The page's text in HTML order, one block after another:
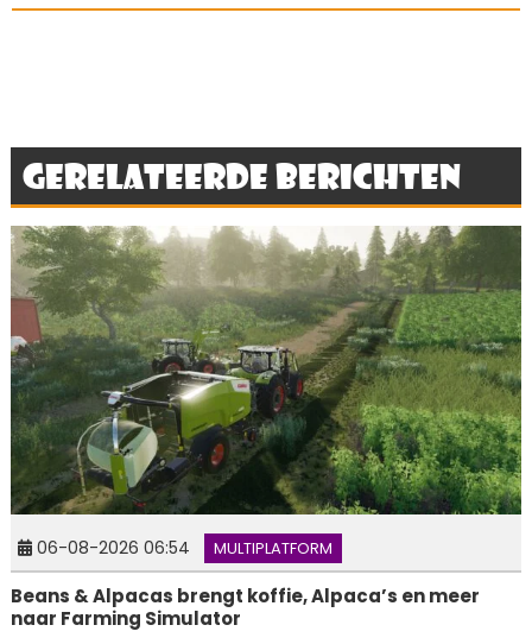
Gerelateerde berichten
06-08-2026 06:54 MULTIPLATFORM
Beans & Alpacas brengt koffie, Alpaca’s en meer
naar Farming Simulator